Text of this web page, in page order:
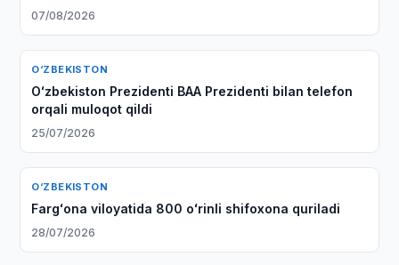
07/08/2026
O‘ZBEKISTON
Oʻzbekiston Prezidenti BAA Prezidenti bilan telefon
orqali muloqot qildi
25/07/2026
O‘ZBEKISTON
Fargʻona viloyatida 800 oʻrinli shifoxona quriladi
28/07/2026